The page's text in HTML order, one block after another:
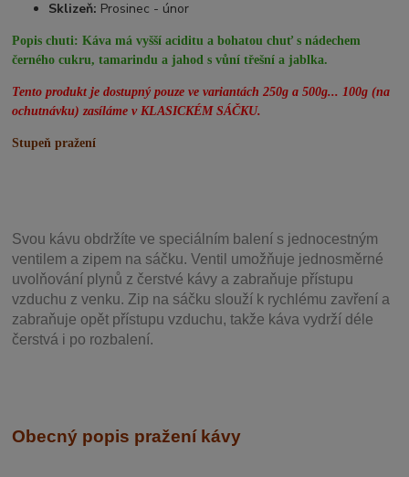
Sklizeň: Prosinec - únor
Popis chuti:Káva má vyšší aciditu a bohatou chuť s nádechem
černého cukru, tamarindu a jahod s vůní třešní a jablka.
Tento produkt je dostupný pouze ve variantách 250g a 500g... 100g (na
ochutnávku) zasíláme v KLASICKÉM SÁČKU.
Stupeň pražení
Svou kávu obdržíte ve speciálním balení s jednocestným
ventilem a zipem na sáčku. Ventil umožňuje jednosměrné
uvolňování plynů z čerstvé kávy a zabraňuje přístupu
vzduchu z venku. Zip na sáčku slouží k rychlému zavření a
zabraňuje opět přístupu vzduchu, takže káva vydrží déle
čerstvá i po rozbalení.
Obecný popis pražení kávy